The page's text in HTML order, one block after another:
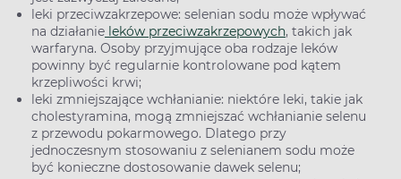
leki przeciwzakrzepowe: selenian sodu może wpływać
na działanie leków przeciwzakrzepowych, takich jak
warfaryna. Osoby przyjmujące oba rodzaje leków
powinny być regularnie kontrolowane pod kątem
krzepliwości krwi;
leki zmniejszające wchłanianie: niektóre leki, takie jak
cholestyramina, mogą zmniejszać wchłanianie selenu
z przewodu pokarmowego. Dlatego przy
jednoczesnym stosowaniu z selenianem sodu może
być konieczne dostosowanie dawek selenu;